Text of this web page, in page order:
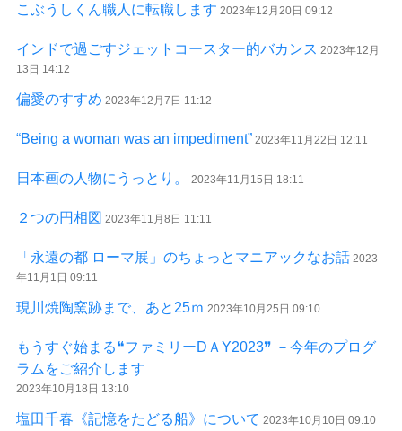
こぶうしくん職人に転職します 2023年12月20日 09:12
インドで過ごすジェットコースター的バカンス 2023年12月
13日 14:12
偏愛のすすめ 2023年12月7日 11:12
“Being a woman was an impediment” 2023年11月22日 12:11
日本画の人物にうっとり。 2023年11月15日 18:11
２つの円相図 2023年11月8日 11:11
「永遠の都 ローマ展」のちょっとマニアックなお話 2023
年11月1日 09:11
現川焼陶窯跡まで、あと25ｍ 2023年10月25日 09:10
もうすぐ始まる❝ファミリーDＡY2023❞ －今年のプログ
ラムをご紹介します
2023年10月18日 13:10
塩田千春《記憶をたどる船》について 2023年10月10日 09:10